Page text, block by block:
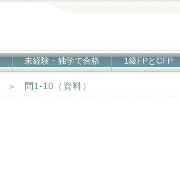
未経験・独学で合格 1級FPとCFP
＞ 問1-10（資料）